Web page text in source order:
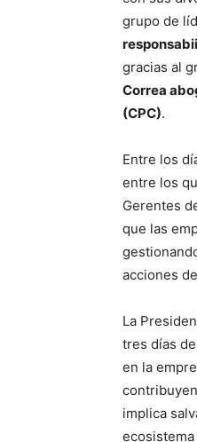
grupo de
gracias al
Correa
(CPC).
Entre los
entre los
Gerentes
que las
acciones
La
tres días
en la
implica